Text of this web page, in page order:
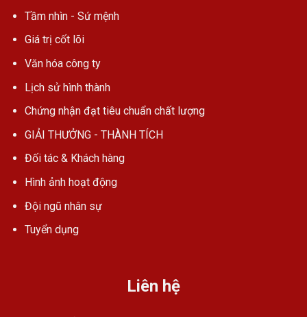
Tầm nhìn - Sứ mệnh
Giá trị cốt lõi
Văn hóa công ty
Lịch sử hình thành
Chứng nhận đạt tiêu chuẩn chất lượng
GIẢI THƯỞNG - THÀNH TÍCH
Đối tác & Khách hàng
Hình ảnh hoạt động
Đội ngũ nhân sự
Tuyển dụng
Liên hệ